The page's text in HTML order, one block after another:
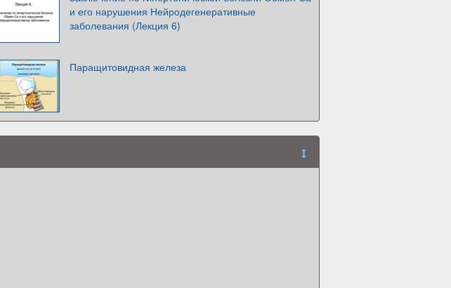
и его нарушения Нейродегенеративные
заболевания (Лекция 6)
Паращитовидная железа